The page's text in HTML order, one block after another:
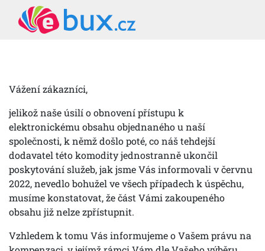
Vážení zákazníci,
jelikož naše úsilí o obnovení přístupu k
elektronickému obsahu objednaného u naší
společnosti, k němž došlo poté, co náš tehdejší
dodavatel této komodity jednostranně ukončil
poskytování služeb, jak jsme Vás informovali v červnu
2022, nevedlo bohužel ve všech případech k úspěchu,
musíme konstatovat, že část Vámi zakoupeného
obsahu již nelze zpřístupnit.
Vzhledem k tomu Vás informujeme o Vašem právu na